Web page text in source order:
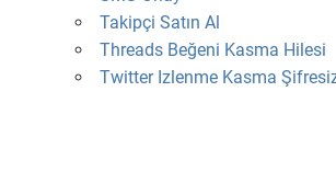
Takipçi Satın Al
Threads Beğeni Kasma Hilesi
Twitter Izlenme Kasma